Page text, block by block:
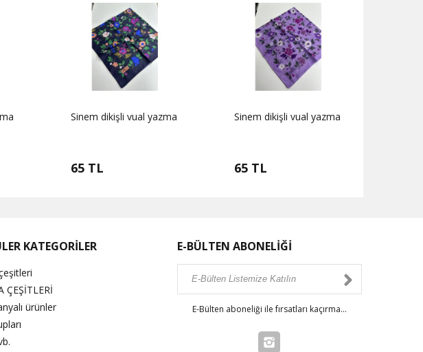
Sinem dikişli vual yazma
65 TL
Sinem dikişli vual yazma
65 TL
KATEGORİLER
ÇEŞİTLERİ
ürünler
E-BÜLTEN ABONELİĞİ
E-Bülten aboneliği ile fırsatları kaçırma...